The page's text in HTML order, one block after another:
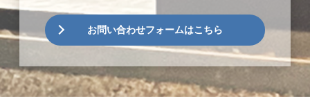
お問い合わせフォームはこちら